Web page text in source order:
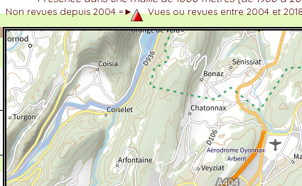
Alpes
Non revues depuis 2004 =► Vues ou revues entre 2004 et